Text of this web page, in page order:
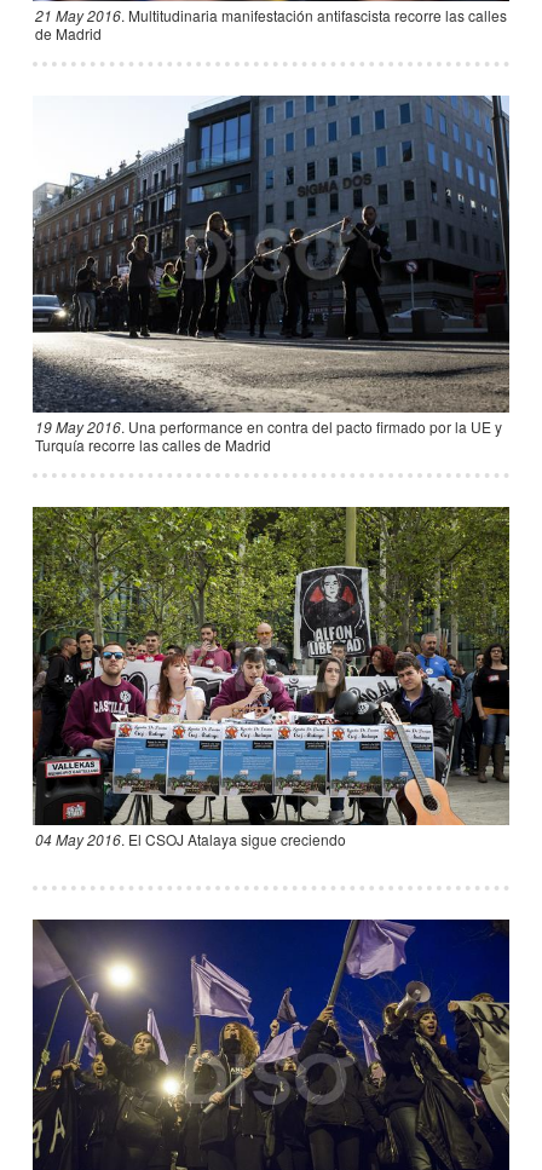
21 May 2016. Multitudinaria manifestación antifascista recorre las calles
de Madrid
19 May 2016. Una performance en contra del pacto firmado por la UE y
Turquía recorre las calles de Madrid
04 May 2016. El CSOJ Atalaya sigue creciendo